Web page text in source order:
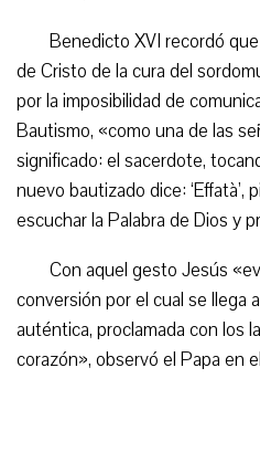
Benedicto XVI recordó
de Cristo de la cura del
por la imposibilidad de
Bautismo, «como una de las
significado: el sacerdote,
nuevo bautizado dice: ‘Effatà’,
escuchar la Palabra de Dios y
Con aquel gesto Jesús
conversión por el cual se llega
auténtica, proclamada con los
corazón», observó el Papa en